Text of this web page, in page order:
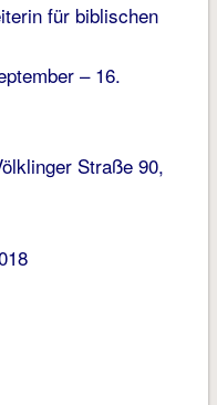
für biblischen
– 16.
Straße 90,